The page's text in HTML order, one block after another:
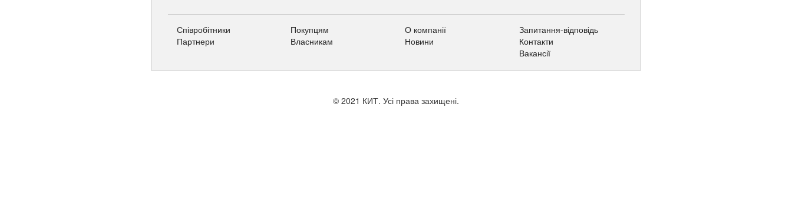
Співробітники
Партнери
Покупцям
Власникам
О компанії
Новини
Запитання-відповідь
Контакти
Вакансії
© 2021 КИТ. Усі права захищені.